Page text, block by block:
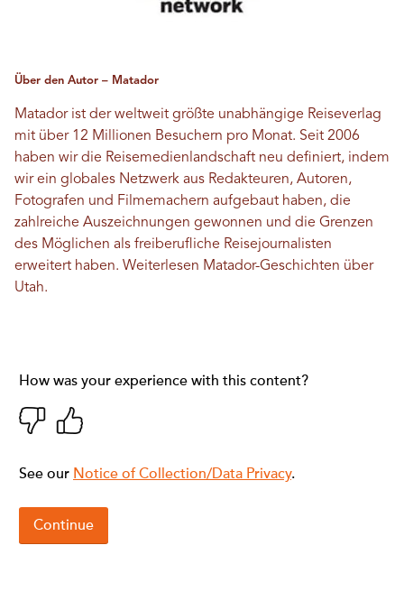
Über den Autor – Matador
Matador ist der weltweit größte unabhängige Reiseverlag
mit über 12 Millionen Besuchern pro Monat. Seit 2006
haben wir die Reisemedienlandschaft neu definiert, indem
wir ein globales Netzwerk aus Redakteuren, Autoren,
Fotografen und Filmemachern aufgebaut haben, die
zahlreiche Auszeichnungen gewonnen und die Grenzen
des Möglichen als freiberufliche Reisejournalisten
erweitert haben. Weiterlesen Matador-Geschichten über
Utah.